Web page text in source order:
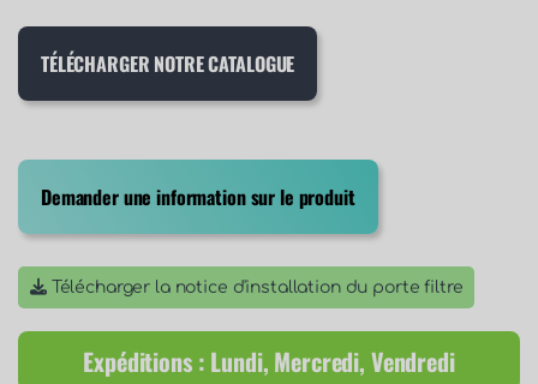
TÉLÉCHARGER NOTRE CATALOGUE
Demander une information sur le produit
Télécharger la notice d'installation du porte filtre
Expéditions : Lundi, Mercredi, Vendredi